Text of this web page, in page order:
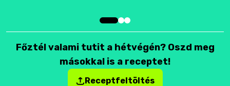
Főztél valami tutit a hétvégén? Oszd meg
másokkal is a receptet!
Receptfeltöltés